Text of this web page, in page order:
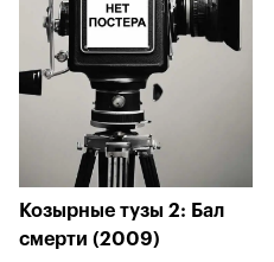
Козырные тузы 2: Бал
смерти (2009)